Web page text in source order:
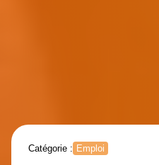
Catégorie : Emploi